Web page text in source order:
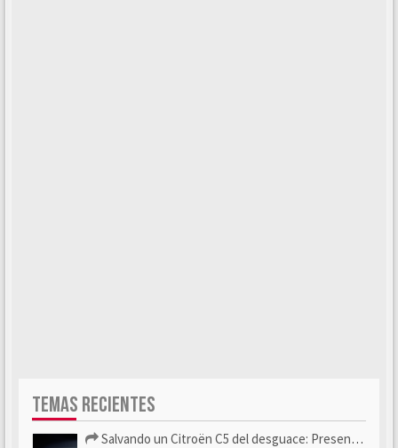
TEMAS RECIENTES
Salvando un Citroën C5 del desguace: Presentación y seguimiento